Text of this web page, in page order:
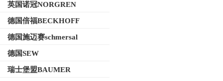
英国诺冠NORGREN
德国倍福BECKHOFF
德国施迈赛schmersal
德国SEW
瑞士堡盟BAUMER